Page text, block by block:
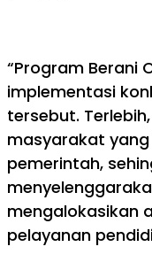
“Program Berani
implementasi
tersebut.
masyarakat
pemerintah,
mengalokasikan
pelayanan